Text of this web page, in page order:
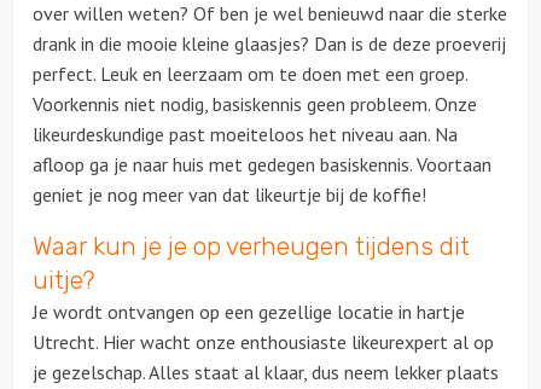
over willen weten? Of ben je wel benieuwd naar die sterke
drank in die mooie kleine glaasjes? Dan is de deze proeverij
perfect. Leuk en leerzaam om te doen met een groep.
Voorkennis niet nodig, basiskennis geen probleem. Onze
likeurdeskundige past moeiteloos het niveau aan. Na
afloop ga je naar huis met gedegen basiskennis. Voortaan
geniet je nog meer van dat likeurtje bij de koffie!
Waar kun je je op verheugen tijdens dit
uitje?
Je wordt ontvangen op een gezellige locatie in hartje
Utrecht. Hier wacht onze enthousiaste likeurexpert al op
je gezelschap. Alles staat al klaar, dus neem lekker plaats